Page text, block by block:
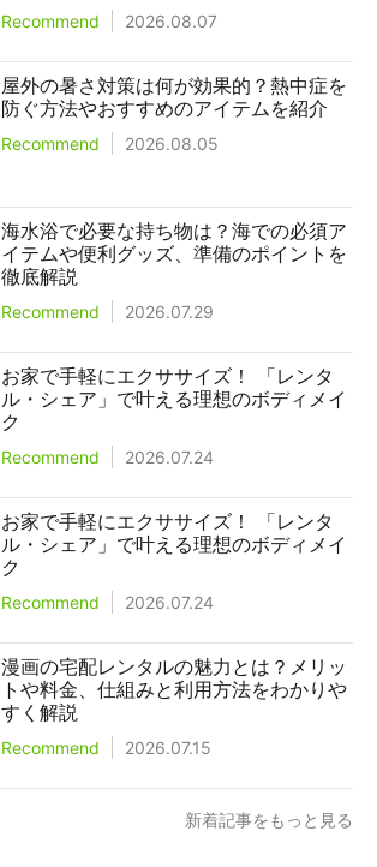
Recommend 2026.08.07
屋外の暑さ対策は何が効果的？熱中症を
防ぐ方法やおすすめのアイテムを紹介
Recommend 2026.08.05
海水浴で必要な持ち物は？海での必須ア
イテムや便利グッズ、準備のポイントを
徹底解説
Recommend 2026.07.29
お家で手軽にエクササイズ！ 「レンタ
ル・シェア」で叶える理想のボディメイ
ク
Recommend 2026.07.24
お家で手軽にエクササイズ！ 「レンタ
ル・シェア」で叶える理想のボディメイ
ク
Recommend 2026.07.24
漫画の宅配レンタルの魅力とは？メリッ
トや料金、仕組みと利用方法をわかりや
すく解説
Recommend 2026.07.15
新着記事をもっと見る